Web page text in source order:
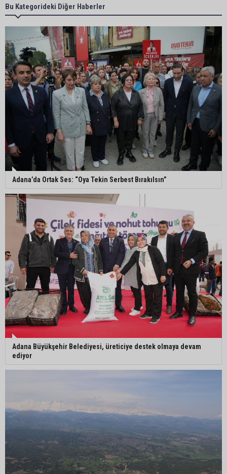
Adana’da taziye evinde silahlı kavga kamerada:
Çok sayıda polis ekibi olay yerine sevk edildi
Adana’da parktaki OED cihazını çalan şüpheli
tutuklandı
Seyhan’da fırın ve pastanelere hijyen denetimi
gerçekleştirildi
Eski polis memuru Ergün Karakaya’nın
öldürüldüğü silahlı kavganın görüntüleri ortaya
çıktı
İmamoğlu’nda hijyen ve etiket kontrolü
Mustafa Özkan: "Yüreğir Belediye Başkan
Vekilliği seçimine ilişkin hukuki süreç başlatıldı"
Bu Kategorideki Diğer Haberler
Adana’da Ortak Ses: “Oya Tekin Serbest Bırakılsın”
Adana Büyükşehir Belediyesi, üreticiye destek olmaya devam
ediyor